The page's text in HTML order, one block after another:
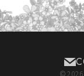
©2026